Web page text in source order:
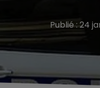
Publié : 24